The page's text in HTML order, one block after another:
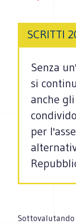
SCRITTI
Senza
si
anche
per